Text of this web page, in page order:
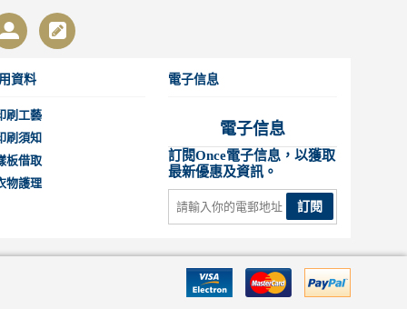
資料
刷工藝
刷須知
板借取
物護理
電子信息
電子信息
訂閱Once電子信息，以獲取
最新優惠及資訊。
訂閱